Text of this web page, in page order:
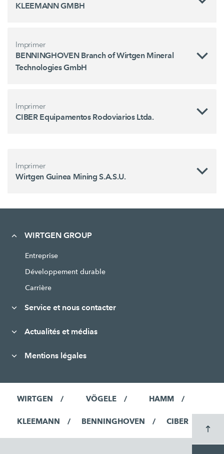
KLEEMANN GMBH
Imprimer
BENNINGHOVEN Branch of Wirtgen Mineral
Technologies GmbH
Imprimer
CIBER Equipamentos Rodoviarios Ltda.
Imprimer
Wirtgen Guinea Mining S.A.S.U.
WIRTGEN GROUP
Entreprise
Développement durable
Carrière
Service et nous contacter
Actualités et médias
Mentions légales
WIRTGEN VÖGELE HAMM
KLEEMANN BENNINGHOVEN CIBER